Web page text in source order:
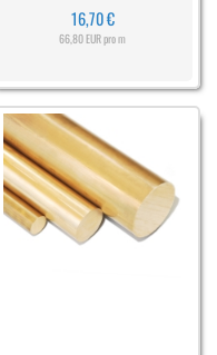
16,70 €
66,80 EUR pro m